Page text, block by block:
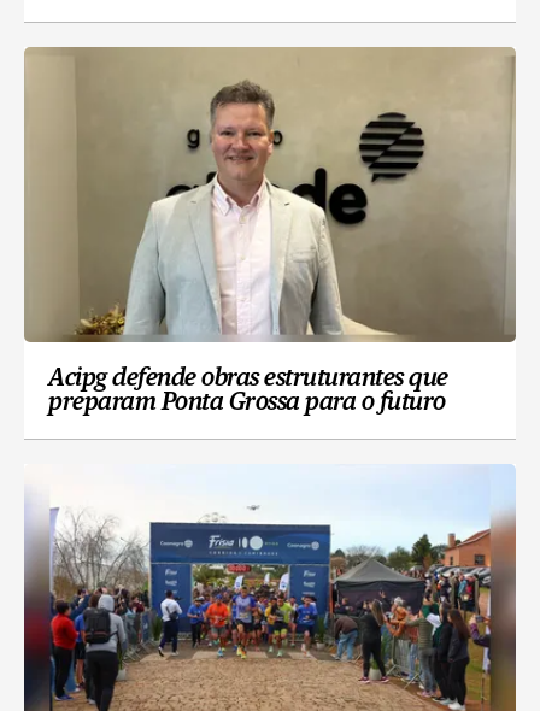
Acipg defende obras estruturantes que
preparam Ponta Grossa para o futuro